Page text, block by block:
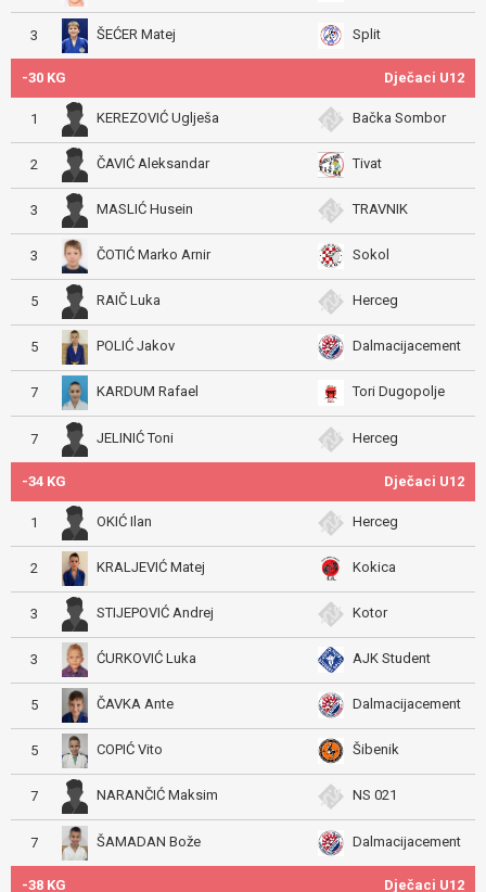
3 ŠEĆER Matej Split
-30 KG Dječaci U12
1 KEREZOVIĆ Uglješa Bačka Sombor
2 ČAVIĆ Aleksandar Tivat
3 MASLIĆ Husein TRAVNIK
3 ČOTIĆ Marko Arnir Sokol
5 RAIČ Luka Herceg
5 POLIĆ Jakov Dalmacijacement
7 KARDUM Rafael Tori Dugopolje
7 JELINIĆ Toni Herceg
-34 KG Dječaci U12
1 OKIĆ Ilan Herceg
2 KRALJEVIĆ Matej Kokica
3 STIJEPOVIĆ Andrej Kotor
3 ĆURKOVIĆ Luka AJK Student
5 ČAVKA Ante Dalmacijacement
5 COPIĆ Vito Šibenik
7 NARANČIĆ Maksim NS 021
7 ŠAMADAN Bože Dalmacijacement
-38 KG Dječaci U12